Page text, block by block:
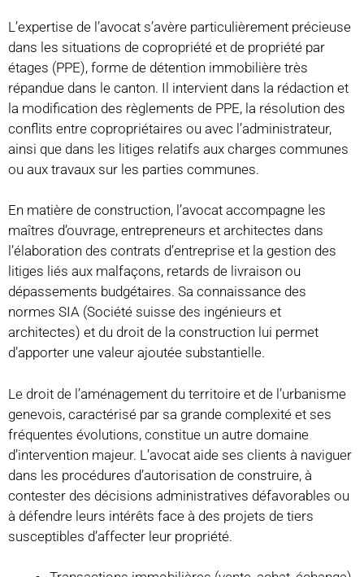
L’expertise de l’avocat s’avère particulièrement précieuse
dans les situations de copropriété et de propriété par
étages (PPE), forme de détention immobilière très
répandue dans le canton. Il intervient dans la rédaction et
la modification des règlements de PPE, la résolution des
conflits entre copropriétaires ou avec l’administrateur,
ainsi que dans les litiges relatifs aux charges communes
ou aux travaux sur les parties communes.
En matière de construction, l’avocat accompagne les
maîtres d’ouvrage, entrepreneurs et architectes dans
l’élaboration des contrats d’entreprise et la gestion des
litiges liés aux malfaçons, retards de livraison ou
dépassements budgétaires. Sa connaissance des
normes SIA (Société suisse des ingénieurs et
architectes) et du droit de la construction lui permet
d’apporter une valeur ajoutée substantielle.
Le droit de l’aménagement du territoire et de l’urbanisme
genevois, caractérisé par sa grande complexité et ses
fréquentes évolutions, constitue un autre domaine
d’intervention majeur. L’avocat aide ses clients à naviguer
dans les procédures d’autorisation de construire, à
contester des décisions administratives défavorables ou
à défendre leurs intérêts face à des projets de tiers
susceptibles d’affecter leur propriété.